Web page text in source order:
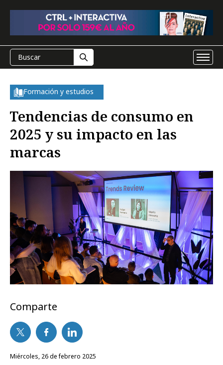
Formación y estudios
Tendencias de consumo en
2025 y su impacto en las
marcas
Comparte
miércoles, 26 de febrero 2025